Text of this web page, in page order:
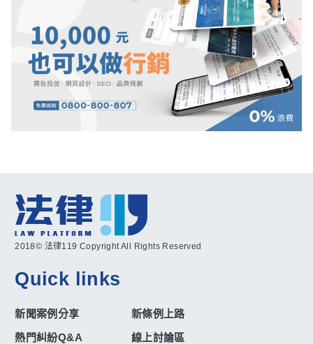
2018© 法律119 Copyright All Rights Reserved
Quick links
新聞案例分享
新條例上路
熱門糾紛Q&A
線上討論區